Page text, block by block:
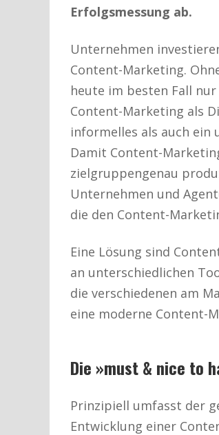
Erfolgsmessung ab.
Unternehmen
Content-Marketing.
heute im besten Fall
Content-Marketing als
informelles als auch
Damit Content-
zielgruppengenau
Unternehmen und
die den Content-
Eine Lösung sind
an unterschiedlichen
die verschiedenen am
eine moderne Content-
Die »must & nice to
Prinzipiell umfasst der
Entwicklung einer